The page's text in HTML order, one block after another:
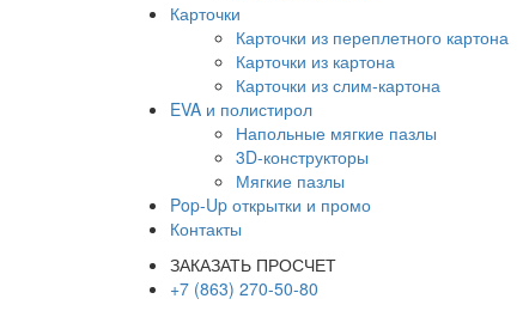
Карточки
Карточки из переплетного картона
Карточки из картона
Карточки из слим-картона
EVA и полистирол
Напольные мягкие пазлы
3D-конструкторы
Мягкие пазлы
Pop-Up открытки и промо
Контакты
ЗАКАЗАТЬ ПРОСЧЕТ
+7 (863) 270-50-80